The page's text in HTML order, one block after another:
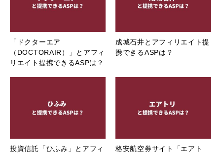
「ドクターエア
（DOCTORAIR）」とアフィ
リエイト提携できるASPは？
成城石井とアフィリエイト提
携できるASPは？
投資信託「ひふみ」とアフィ
格安航空券サイト「エアト